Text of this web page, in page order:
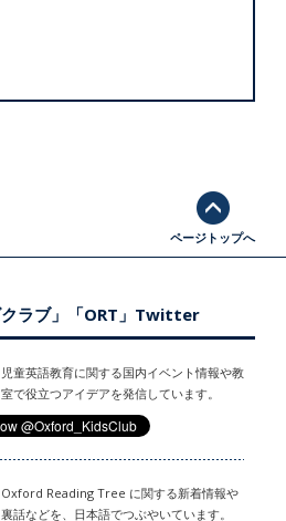
ページトップへ
クラブ」「ORT」Twitter
児童英語教育に関する国内イベント情報や教
室で役立つアイデアを発信しています。
Oxford Reading Tree に関する新着情報や
裏話などを、日本語でつぶやいています。